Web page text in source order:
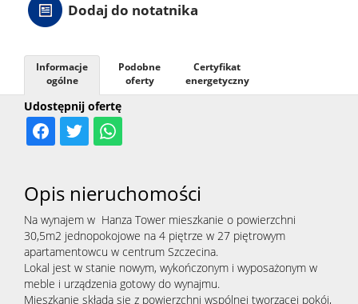
Dodaj do notatnika
Udostępnij ofertę
Informacje
ogólne
Podobne
oferty
Certyfikat
energetyczny
Opis nieruchomości
Na wynajem w Hanza Tower mieszkanie o powierzchni
30,5m2 jednopokojowe na 4 piętrze w 27 piętrowym
apartamentowcu w centrum Szczecina.
Lokal jest w stanie nowym, wykończonym i wyposażonym w
meble i urządzenia gotowy do wynajmu.
Mieszkanie składa się z powierzchni wspólnej tworzącej pokój,